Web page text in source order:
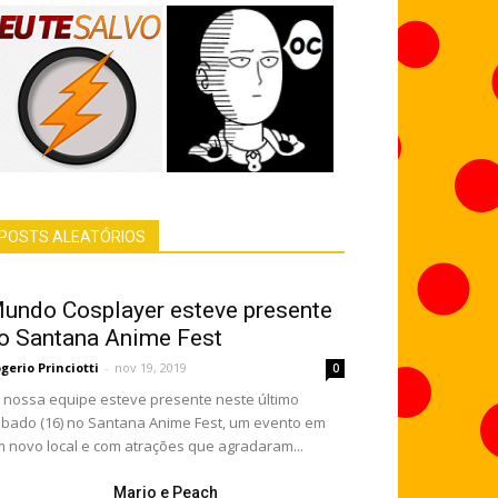
POSTS ALEATÓRIOS
Cosplayer esteve presente
Santana Anime Fest
Princiotti - nov 19, 2019 0
nossa equipe esteve presente neste último
(16) no Santana Anime Fest, um evento em
novo local e com atrações que agradaram...
Mario e Peach